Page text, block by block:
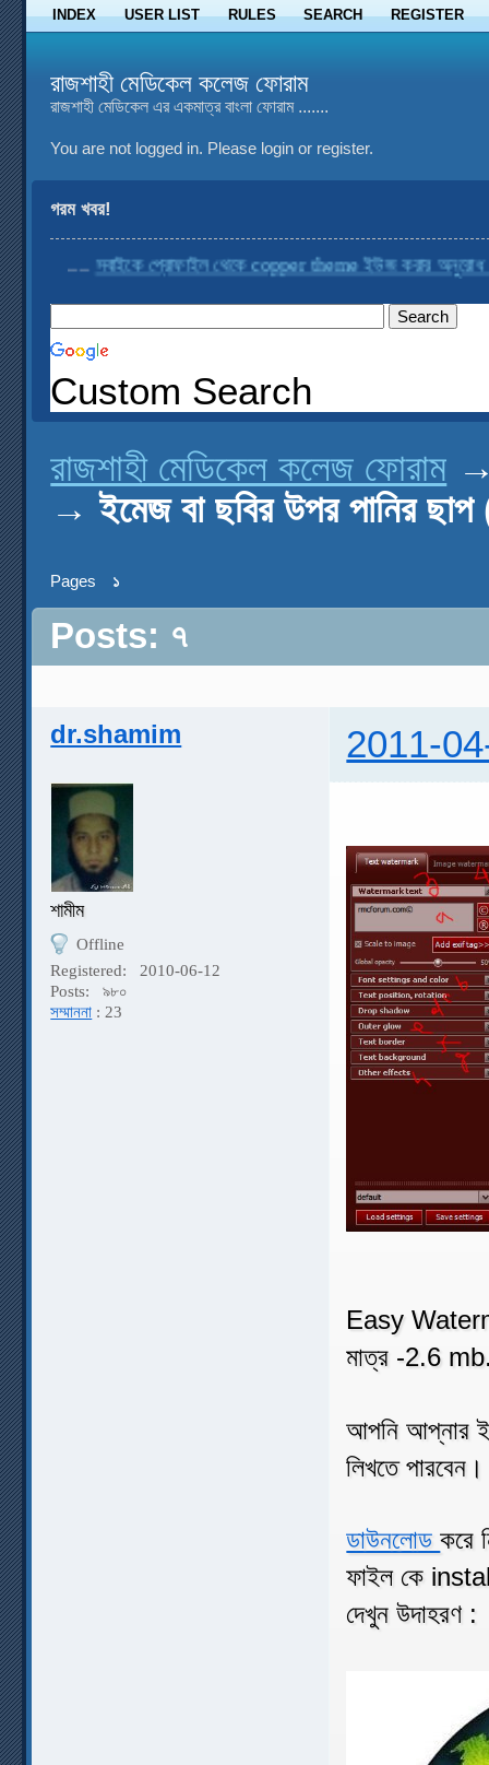
INDEX USER LIST RULES SEARCH REGISTER
রাজশাহী মেডিকেল কলেজ ফোরাম
রাজশাহী মেডিকেল এর একমাত্র বাংলা ফোরাম .......
You are not logged in. Please login or register.
গরম খবর!
.... সবাইকে প্রোফাইল থেকে copper theme ইউজ করার অনুরোধ করা
Custom Search
রাজশাহী মেডিকেল কলেজ ফোরাম
→ইমেজ বা ছবির উপর পানির
Pages ১
Posts: ৭
dr.shamim 2011-
শামীম
Offline
Registered:
2010-06-12
Posts:
৯৮০
সম্মাননা : 23
Easy
মাত্র -2.6
আপনি আপ্নার
লিখতে পারবেন।
ডাউনলোডকরে
ফাইল কে
দেখুন উদাহরণ :